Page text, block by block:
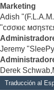
Marketing
Adish
"cσσкιє
Jeremy
Derek
Traducción al